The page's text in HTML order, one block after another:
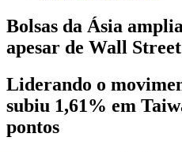
Bolsas da Ásia
apesar de Wall
Liderando o
subiu 1,61% em
pontos